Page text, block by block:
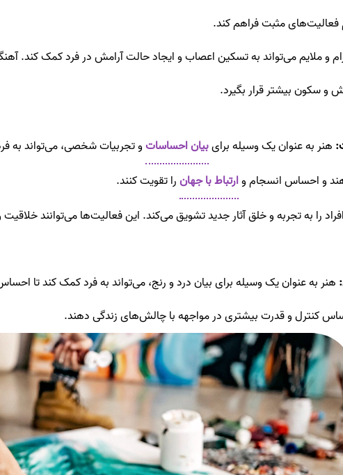
فعالیت‌های مثبت فراهم کند.
و ملایم می‌تواند به تسکین اعصاب و ایجاد حالت آرامش در فرد کمک کند.
و سکون بیشتر قرار بگیرد.
هنر به عنوان یک وسیله برایبیان احساساتو تجربیات شخصی، می‌تواند به
و احساس انسجام وارتباط با جهانرا تقویت کنند.
را به تجربه و خلق آثار جدید تشویق می‌کند. این فعالیت‌ها می‌توانند
هنر به عنوان یک وسیله برای بیان درد و رنج، می‌تواند به فرد کمک کند تا
کنترل و قدرت بیشتری در مواجهه با چالش‌های زندگی دهند.